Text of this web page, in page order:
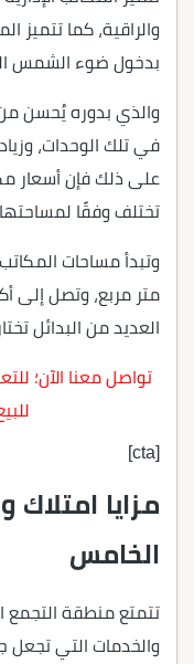
والراقية، كما تتميز
بدخول ضوء الشمس
والذي بدوره يُحسن من
في تلك الوحدات،
على ذلك فإن أسعار
تختلف وفقًا
العديد من البدائل
تواصل معنا الآن؛
[cta]
مزايا امتلاك
الخامس
تتمتع منطقة
والخدمات التي تجعل